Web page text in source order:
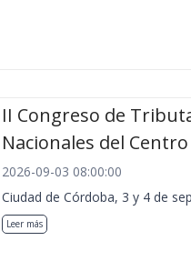
II Congreso de
Nacionales del
2026-09-03 08:00:00
Ciudad de Córdoba, 3 y 4 de
Leer más